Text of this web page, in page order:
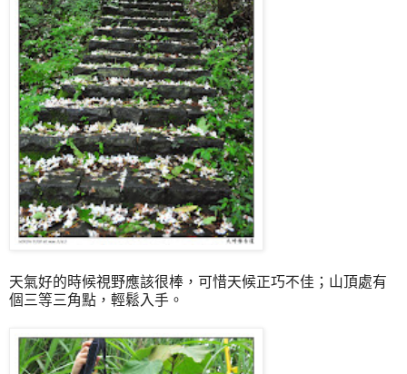
天氣好的時候視野應該很棒，可惜天候正巧不佳；山頂處有
個三等三角點，輕鬆入手。